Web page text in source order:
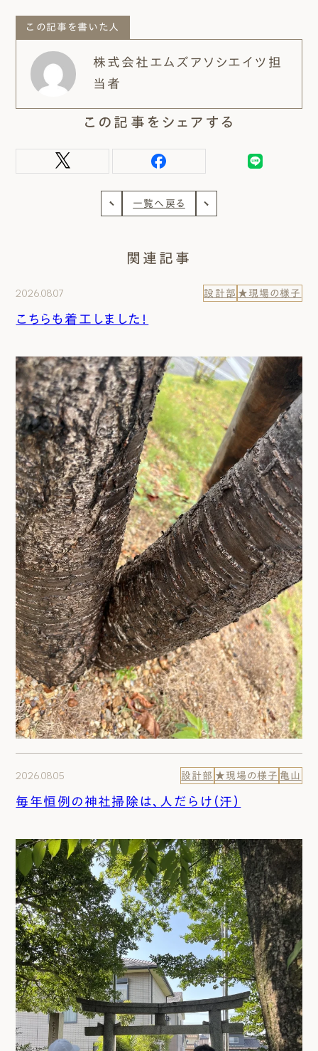
この記事を書いた人
株式会社エムズアソシエイツ担
当者
この記事をシェアする
一覧へ戻る
関連記事
2026.08.07 設計部 ★現場の様子
こちらも着工しました！
2026.08.05 設計部 ★現場の様子 亀山
毎年恒例の神社掃除は、人だらけ（汗）